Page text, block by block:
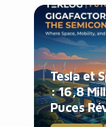
Tesla et
: 16,8
Puces